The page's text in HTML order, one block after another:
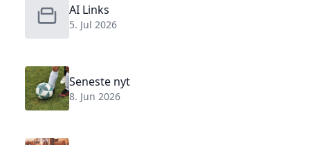
AI Links
5. Jul 2026
Seneste nyt
8. Jun 2026